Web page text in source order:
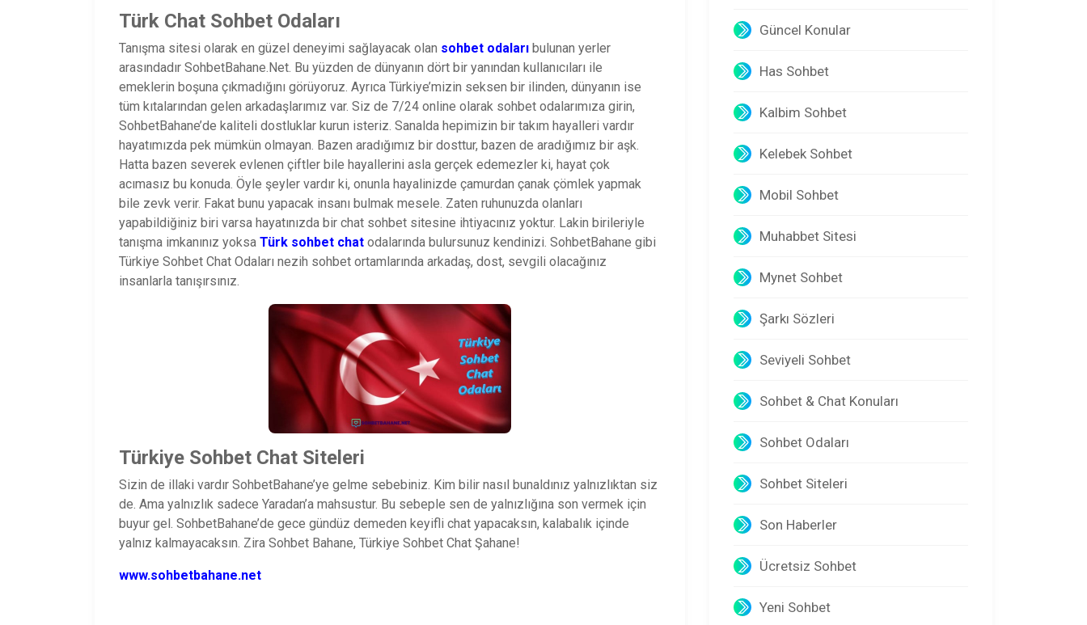
Güncel Konular
Has Sohbet
Kalbim Sohbet
Kelebek Sohbet
Mobil Sohbet
Muhabbet Sitesi
Mynet Sohbet
Şarkı Sözleri
Seviyeli Sohbet
Sohbet & Chat Konuları
Sohbet Odaları
Sohbet Siteleri
Son Haberler
Ücretsiz Sohbet
Yeni Sohbet
Türk Chat Sohbet Odaları
Tanışma sitesi olarak en güzel deneyimi sağlayacak olan sohbet odaları bulunan yerler
arasındadır SohbetBahane.Net. Bu yüzden de dünyanın dört bir yanından kullanıcıları ile
emeklerin boşuna çıkmadığını görüyoruz. Ayrıca Türkiye’mizin seksen bir ilinden, dünyanın ise
tüm kıtalarından gelen arkadaşlarımız var. Siz de 7/24 online olarak sohbet odalarımıza girin,
SohbetBahane’de kaliteli dostluklar kurun isteriz. Sanalda hepimizin bir takım hayalleri vardır
hayatımızda pek mümkün olmayan. Bazen aradığımız bir dosttur, bazen de aradığımız bir aşk.
Hatta bazen severek evlenen çiftler bile hayallerini asla gerçek edemezler ki, hayat çok
acımasız bu konuda. Öyle şeyler vardır ki, onunla hayalinizde çamurdan çanak çömlek yapmak
bile zevk verir. Fakat bunu yapacak insanı bulmak mesele. Zaten ruhunuzda olanları
yapabildiğiniz biri varsa hayatınızda bir chat sohbet sitesine ihtiyacınız yoktur. Lakin birileriyle
tanışma imkanınız yoksa Türk sohbet chat odalarında bulursunuz kendinizi. SohbetBahane gibi
Türkiye Sohbet Chat Odaları nezih sohbet ortamlarında arkadaş, dost, sevgili olacağınız
insanlarla tanışırsınız.
Türkiye Sohbet Chat Siteleri
Sizin de illaki vardır SohbetBahane’ye gelme sebebiniz. Kim bilir nasıl bunaldınız yalnızlıktan siz
de. Ama yalnızlık sadece Yaradan’a mahsustur. Bu sebeple sen de yalnızlığına son vermek için
buyur gel. SohbetBahane’de gece gündüz demeden keyifli chat yapacaksın, kalabalık içinde
yalnız kalmayacaksın. Zira Sohbet Bahane, Türkiye Sohbet Chat Şahane!
www.sohbetbahane.net